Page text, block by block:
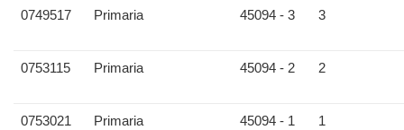
0749517 Primaria 45094 - 3 3
0753115 Primaria 45094 - 2 2
0753021 Primaria 45094 - 1 1